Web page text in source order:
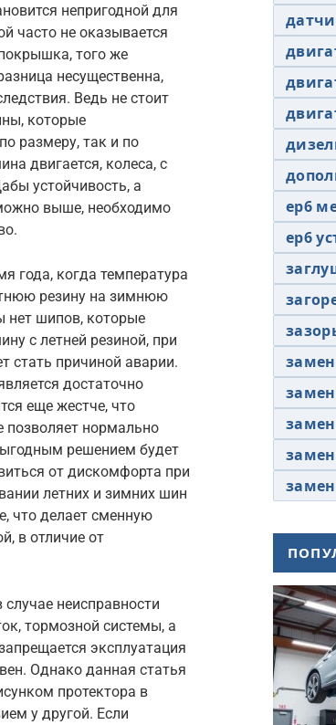
непригодной для
часто не оказывается
того же
несущественна,
Ведь не стоит
которые
размеру, так и по
двигается, колеса, с
устойчивость, а
выше, необходимо
года, когда температура
резину на зимнюю
нет шипов, которые
с летней резиной, при
стать причиной аварии.
достаточно
еще жестче, что
позволяет нормально
решением будет
от дискомфорта при
летних и зимних шин
что делает сменную
в отличие от
неисправности
тормозной системы, а
эксплуатация
Однако данная статья
протектора в
у другой. Если
ер6
ер6